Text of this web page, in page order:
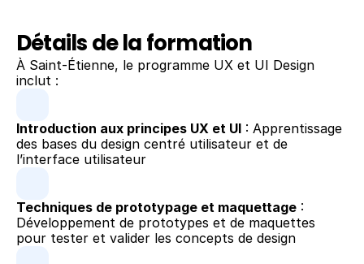
Détails de la formation
À Saint-Étienne, le programme UX et UI Design
inclut :
Introduction aux principes UX et UI : Apprentissage
des bases du design centré utilisateur et de
l’interface utilisateur
Techniques de prototypage et maquettage :
Développement de prototypes et de maquettes
pour tester et valider les concepts de design